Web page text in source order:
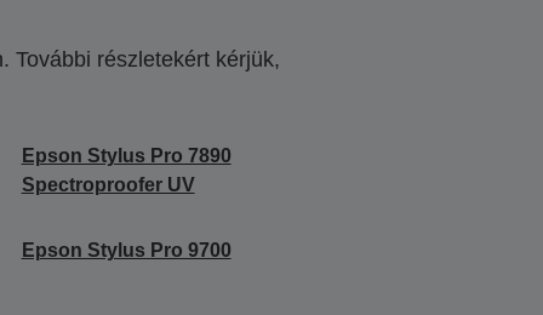
További részletekért kérjük,
Epson Stylus Pro 7890
Spectroproofer UV
Epson Stylus Pro 9700